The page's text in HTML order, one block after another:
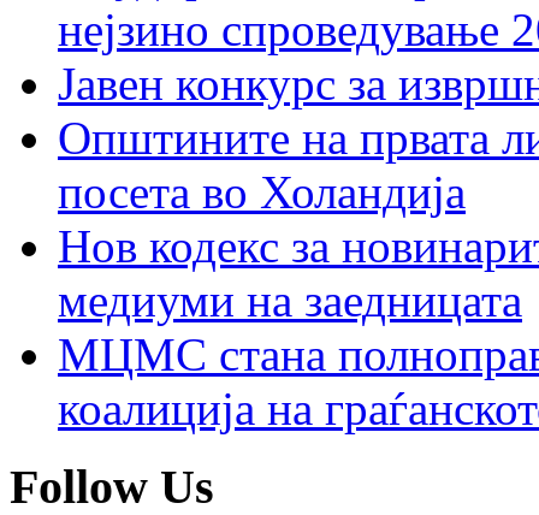
нејзино спроведување
Јавен конкурс за
Општините на првата
посета во Холандија
Нов кодекс за
медиуми на заедницата
МЦМС стана
коалиција на
Follow Us